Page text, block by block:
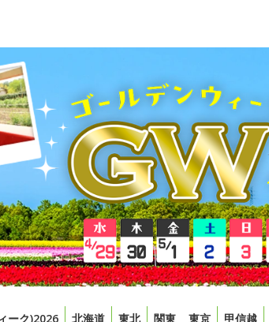
ーク)2026 北海道 東北 関東 東京 甲信越